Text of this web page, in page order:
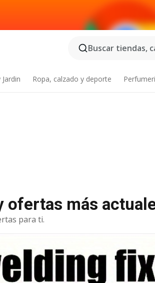
Buscar tiendas,
Ropa, calzado y deporte
ofertas más
para ti.